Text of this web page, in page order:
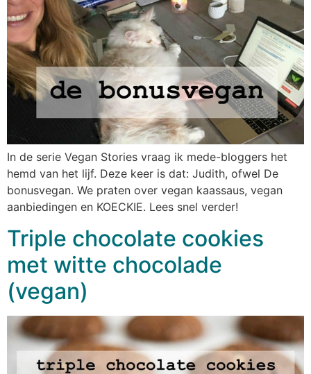
In de serie Vegan Stories vraag ik mede-bloggers het
hemd van het lijf. Deze keer is dat: Judith, ofwel De
bonusvegan. We praten over vegan kaassaus, vegan
aanbiedingen en KOECKIE. Lees snel verder!
Triple chocolate cookies
met witte chocolade
(vegan)